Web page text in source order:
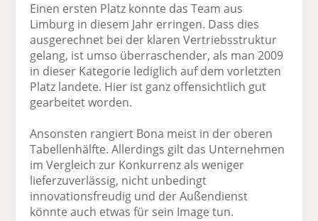
Einen ersten Platz konnte das Team aus
Limburg in diesem Jahr erringen. Dass dies
ausgerechnet bei der klaren Vertriebsstruktur
gelang, ist umso überraschender, als man 2009
in dieser Kategorie lediglich auf dem vorletzten
Platz landete. Hier ist ganz offensichtlich gut
gearbeitet worden.
Ansonsten rangiert Bona meist in der oberen
Tabellenhälfte. Allerdings gilt das Unternehmen
im Vergleich zur Konkurrenz als weniger
lieferzuverlässig, nicht unbedingt
innovationsfreudig und der Außendienst
könnte auch etwas für sein Image tun.